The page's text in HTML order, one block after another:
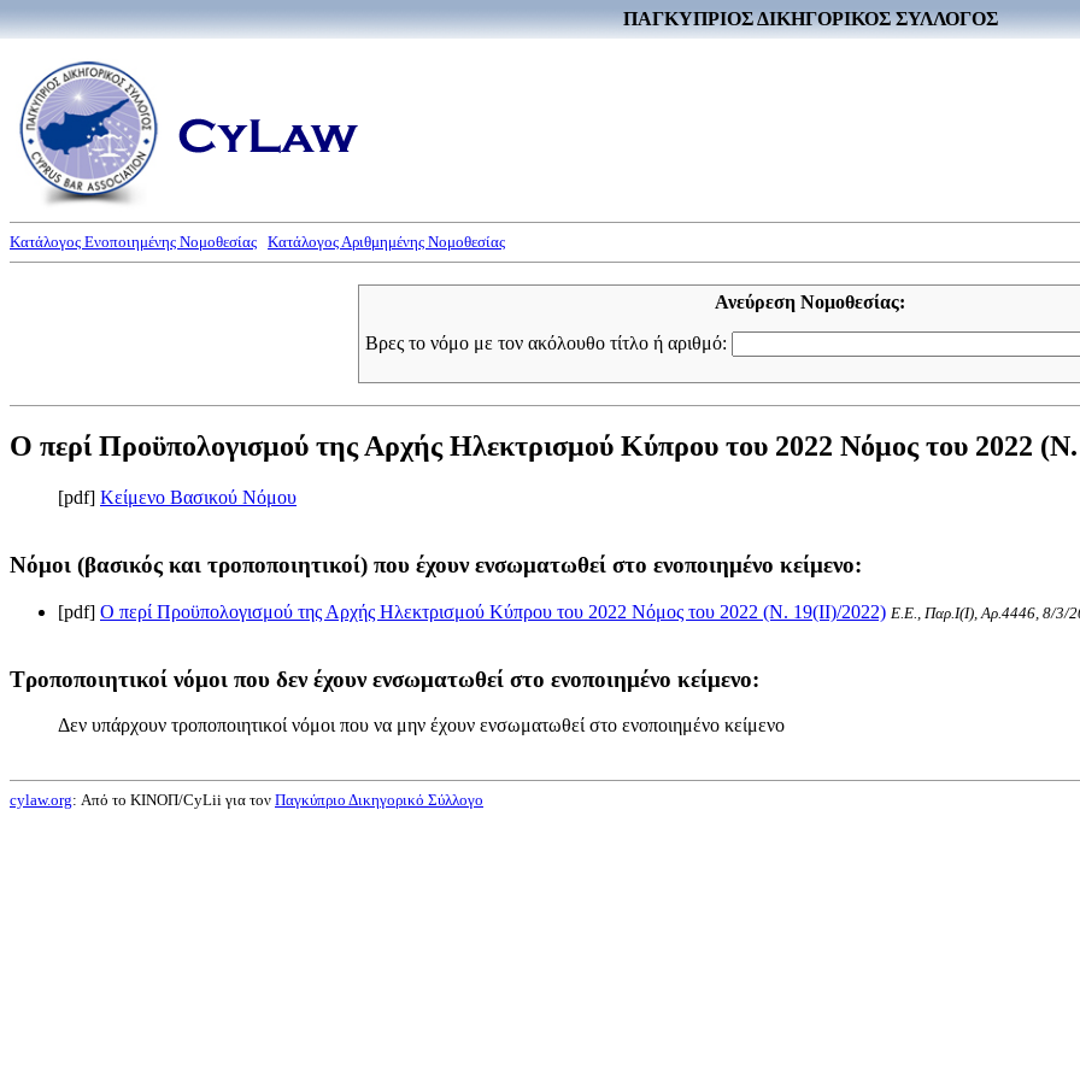
ΠΑΓΚΥΠΡΙΟΣ ΔΙΚΗΓΟΡΙΚΟΣ ΣΥΛΛΟΓΟΣ
Κατάλογος Ενοποιημένης Νομοθεσίας Κατάλογος Αριθμημένης Νομοθεσίας
Ανεύρεση Νομοθεσίας:
Βρες το νόμο με τον ακόλουθο τίτλο ή αριθμό:
Ο περί Προϋπολογισμού της Αρχής Ηλεκτρισμού Κύπρου του 2022 Νόμος του 2022
[pdf] Κείμενο Βασικού Νόμου
Νόμοι (βασικός και τροποποιητικοί) που έχουν ενσωματωθεί στο ενοποιημένο κείμενο:
[pdf] Ο περί Προϋπολογισμού της Αρχής Ηλεκτρισμού Κύπρου του 2022 Νόμος του 2022 (Ν. 19(II)/2022) Ε.Ε., Παρ.Ι(I), Αρ.4446, 8/3/
Τροποποιητικοί νόμοι που δεν έχουν ενσωματωθεί στο ενοποιημένο κείμενο:
Δεν υπάρχουν τροποποιητικοί νόμοι που να μην έχουν ενσωματωθεί στο ενοποιημένο κείμενο
cylaw.org: Από το ΚΙΝOΠ/CyLii για τον Παγκύπριο Δικηγορικό Σύλλογο